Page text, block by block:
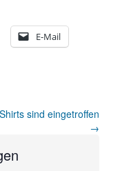
E-Mail
sind eingetroffen
→